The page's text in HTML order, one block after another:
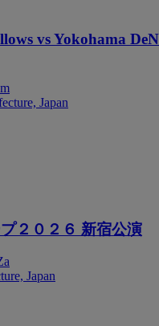
vs Yokohama
Japan
２０２６ 新宿公演
Japan